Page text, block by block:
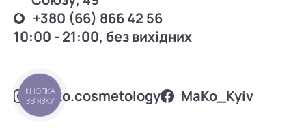
+380 (66) 866 42 56
10:00 - 21:00, без вихідних
mako.cosmetology MаKo_Kyiv
КНОПКА
ЗВ'ЯЗКУ